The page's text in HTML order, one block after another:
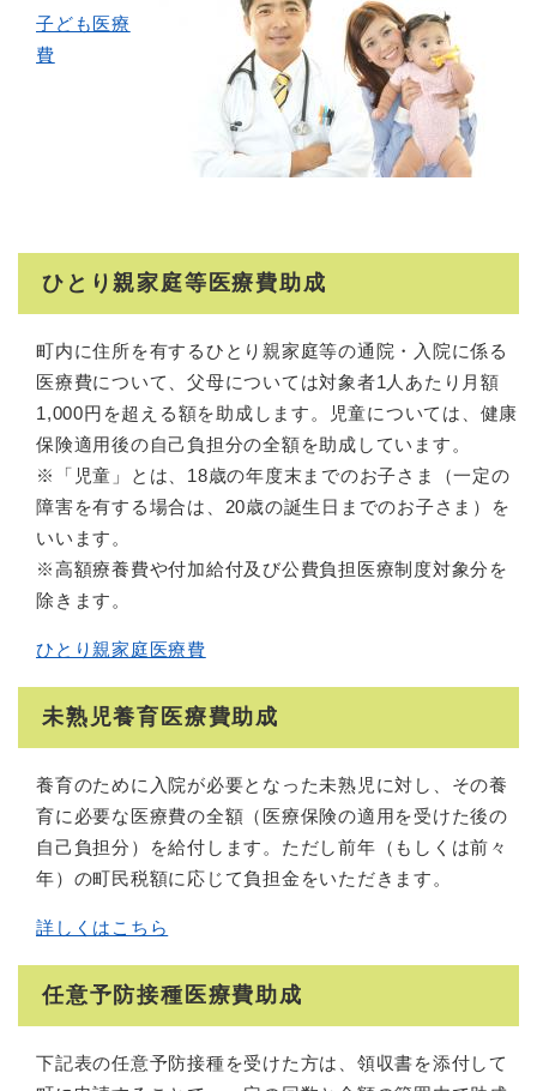
子ども医療
費
ひとり親家庭等医療費助成
町内に住所を有するひとり親家庭等の通院・入院に係る
医療費について、父母については対象者1人あたり月額
1,000円を超える額を助成します。児童については、健康
保険適用後の自己負担分の全額を助成しています。
※「児童」とは、18歳の年度末までのお子さま（一定の
障害を有する場合は、20歳の誕生日までのお子さま）を
いいます。
※高額療養費や付加給付及び公費負担医療制度対象分を
除きます。
ひとり親家庭医療費
未熟児養育医療費助成
養育のために入院が必要となった未熟児に対し、その養
育に必要な医療費の全額（医療保険の適用を受けた後の
自己負担分）を給付します。ただし前年（もしくは前々
年）の町民税額に応じて負担金をいただきます。
詳しくはこちら
任意予防接種医療費助成
下記表の任意予防接種を受けた方は、領収書を添付して